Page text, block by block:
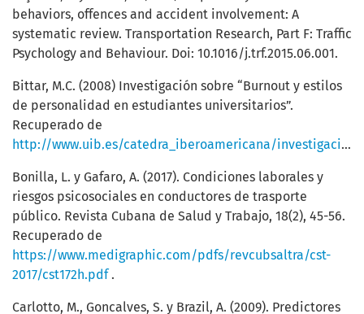
behaviors, offences and accident involvement: A
systematic review. Transportation Research, Part F: Traffic
Psychology and Behaviour. Doi: 10.1016/j.trf.2015.06.001.
Bittar, M.C. (2008) Investigación sobre “Burnout y estilos
de personalidad en estudiantes universitarios”.
Recuperado de
http://www.uib.es/catedra_iberoamericana/investigaciones/documentos/bittar/bittar
Bonilla, L. y Gafaro, A. (2017). Condiciones laborales y
riesgos psicosociales en conductores de trasporte
público. Revista Cubana de Salud y Trabajo, 18(2), 45-56.
Recuperado de
https://www.medigraphic.com/pdfs/revcubsaltra/cst-
2017/cst172h.pdf.
Carlotto, M., Goncalves, S. y Brazil, A. (2009). Predictores